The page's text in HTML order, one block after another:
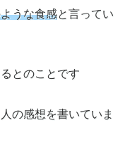
うな食感と言ってい
とのことです
の感想を書いていま